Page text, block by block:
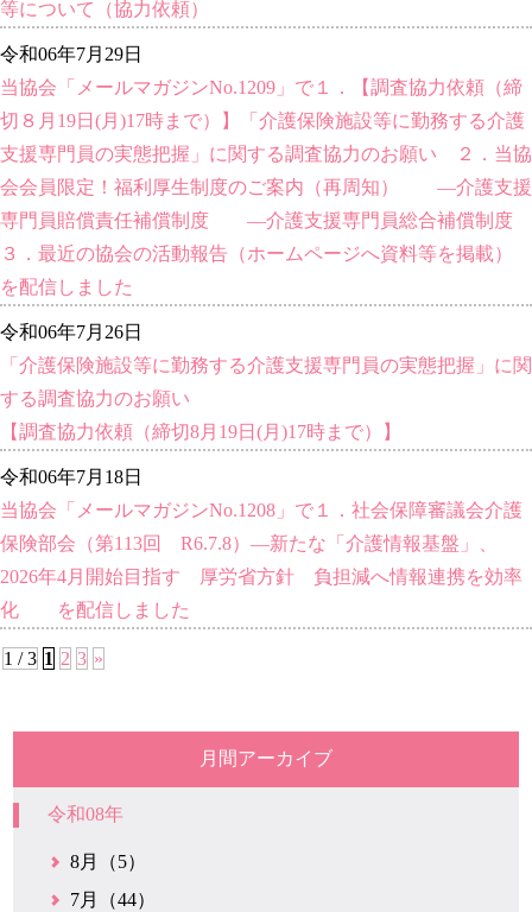
等について（協力依頼）
令和06年7月29日
当協会「メールマガジンNo.1209」で１．【調査協力依頼（締
切８月19日(月)17時まで）】「介護保険施設等に勤務する介護
支援専門員の実態把握」に関する調査協力のお願い ２．当協
会会員限定！福利厚生制度のご案内（再周知） ―介護支援
専門員賠償責任補償制度 ―介護支援専門員総合補償制度
３．最近の協会の活動報告（ホームページへ資料等を掲載）
を配信しました
令和06年7月26日
「介護保険施設等に勤務する介護支援専門員の実態把握」に関
する調査協力のお願い
【調査協力依頼（締切8月19日(月)17時まで）】
令和06年7月18日
当協会「メールマガジンNo.1208」で１．社会保障審議会介護
保険部会（第113回 R6.7.8）―新たな「介護情報基盤」、
2026年4月開始目指す 厚労省方針 負担減へ情報連携を効率
化 を配信しました
1 / 3 1 2 3 »
月間アーカイブ
令和08年
8月（5）
7月（44）